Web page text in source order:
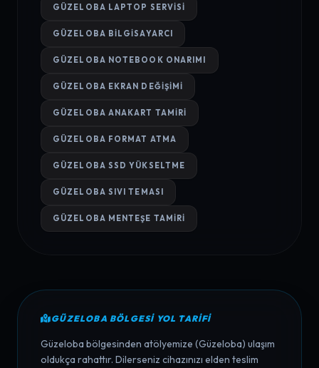
GÜZELOBA LAPTOP SERVISI
GÜZELOBA BILGISAYARCI
GÜZELOBA NOTEBOOK ONARIMI
GÜZELOBA EKRAN DEĞIŞIMI
GÜZELOBA ANAKART TAMIRI
GÜZELOBA FORMAT ATMA
GÜZELOBA SSD YÜKSELTME
GÜZELOBA SIVI TEMASI
GÜZELOBA MENTEŞE TAMIRI
GÜZELOBA BÖLGESI YOL TARIFI
Güzeloba bölgesinden atölyemize (Güzeloba) ulaşım
oldukça rahattır. Dilerseniz cihazınızı elden teslim